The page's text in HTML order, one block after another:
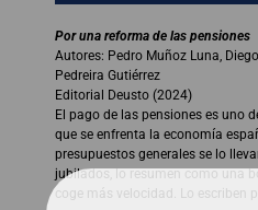
Por una reforma de las pensiones
Autores: Pedro Muñoz Luna,
Pedreira Gutiérrez
Editorial Deusto (2024)
El pago de las pensiones es uno
que se enfrenta la economía
presupuestos generales se lo
jubilados, lo resumen como una
coge más velocidad. Lo escriben